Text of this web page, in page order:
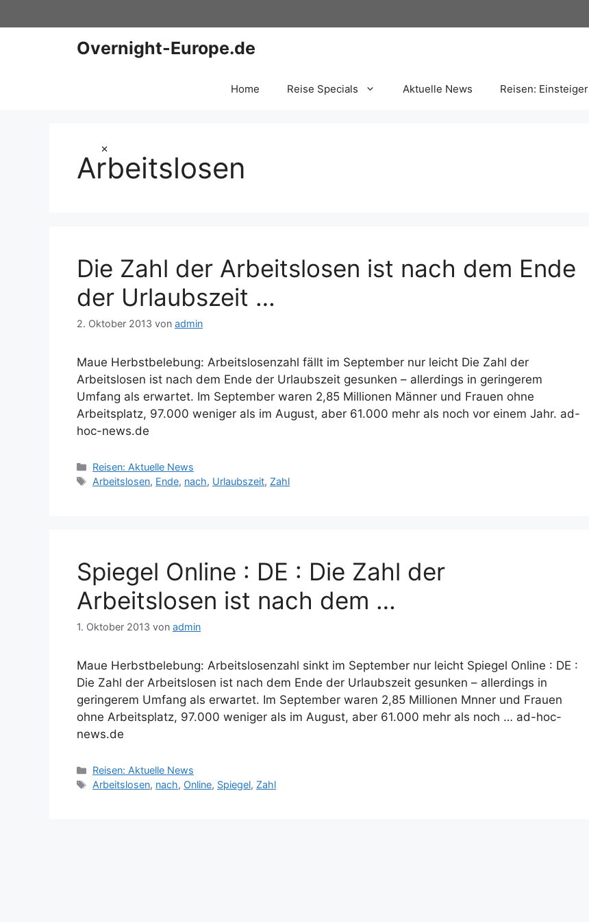
×
Inhalt
Overnight-Europe.de
Home Reise Specials Aktuelle News Reisen: Einsteiger
Arbeitslosen
Die Zahl der Arbeitslosen ist nach dem Ende
der Urlaubszeit …
2. Oktober 2013 von admin
Maue Herbstbelebung: Arbeitslosenzahl fällt im September nur leicht Die Zahl der
Arbeitslosen ist nach dem Ende der Urlaubszeit gesunken – allerdings in geringerem
Umfang als erwartet. Im September waren 2,85 Millionen Männer und Frauen ohne
Arbeitsplatz, 97.000 weniger als im August, aber 61.000 mehr als noch vor einem Jahr. ad-
hoc-news.de
Kategorien
Reisen: Aktuelle News
Schlagwörter
Arbeitslosen, Ende, nach, Urlaubszeit, Zahl
Spiegel Online : DE : Die Zahl der
Arbeitslosen ist nach dem …
1. Oktober 2013 von admin
Maue Herbstbelebung: Arbeitslosenzahl sinkt im September nur leicht Spiegel Online : DE :
Die Zahl der Arbeitslosen ist nach dem Ende der Urlaubszeit gesunken – allerdings in
geringerem Umfang als erwartet. Im September waren 2,85 Millionen Mnner und Frauen
ohne Arbeitsplatz, 97.000 weniger als im August, aber 61.000 mehr als noch … ad-hoc-
news.de
Kategorien
Reisen: Aktuelle News
Schlagwörter
Arbeitslosen, nach, Online, Spiegel, Zahl